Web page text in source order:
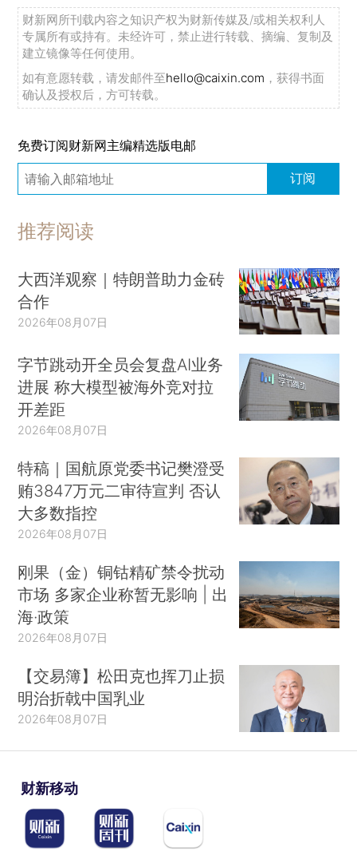
财新网所刊载内容之知识产权为财新传媒及/或相关权利人
专属所有或持有。未经许可，禁止进行转载、摘编、复制及
建立镜像等任何使用。
如有意愿转载，请发邮件至hello@caixin.com ，获得书面
确认及授权后，方可转载。
免费订阅财新网主编精选版电邮
订阅
推荐阅读
大西洋观察｜特朗普助力金砖
合作
2026年08月07日
字节跳动开全员会复盘AI业务
进展 称大模型被海外竞对拉
开差距
2026年08月07日
特稿｜国航原党委书记樊澄受
贿3847万元二审待宣判 否认
大多数指控
2026年08月07日
刚果（金）铜钴精矿禁令扰动
市场 多家企业称暂无影响 | 出
海·政策
2026年08月07日
【交易簿】松田克也挥刀止损
明治折戟中国乳业
2026年08月07日
财新移动